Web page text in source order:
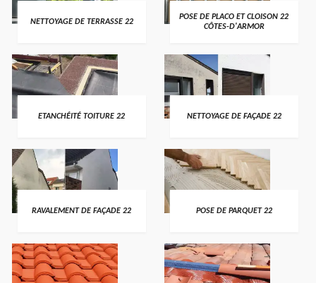
NETTOYAGE DE TERRASSE 22
POSE DE PLACO ET CLOISON 22
CÔTES-D'ARMOR
ETANCHÉITÉ TOITURE 22 NETTOYAGE DE FAÇADE 22
RAVALEMENT DE FAÇADE 22 POSE DE PARQUET 22